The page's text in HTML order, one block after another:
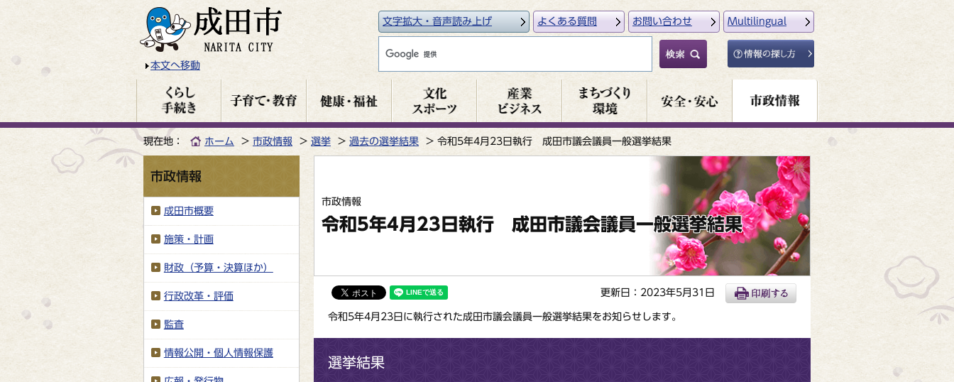
本文へ移動
文字拡大・音声読み上げ よくある質問 お問い合わせ Multilingual
現在地： ホーム 市政情報 選挙 過去の選挙結果 令和5年4月23日執行 成田市議会議員一般選挙結果
市政情報
令和5年4月23日執行 成田市議会議員一般選挙結果
更新日：2023年5月31日
令和5年4月23日に執行された成田市議会議員一般選挙結果をお知らせします。
選挙結果
市政情報
成田市概要
施策・計画
財政（予算・決算ほか）
行政改革・評価
監査
情報公開・個人情報保護